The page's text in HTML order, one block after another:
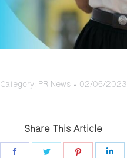
Category: PR News 02/05/2023
Share This Article
Share Share
Share